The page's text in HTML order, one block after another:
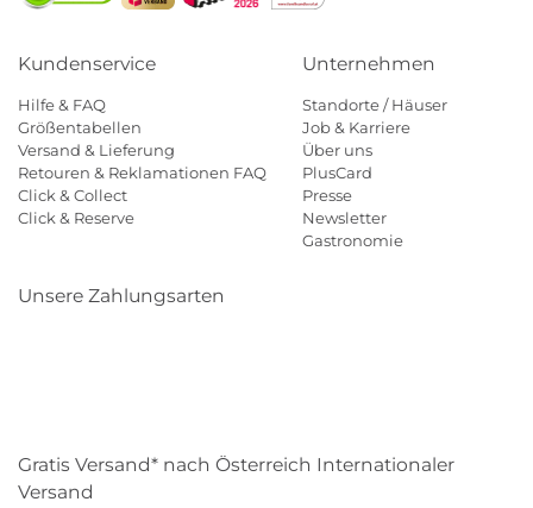
Kundenservice
Hilfe & FAQ
Größentabellen
Versand & Lieferung
Retouren & Reklamationen FAQ
Click & Collect
Click & Reserve
Unternehmen
Standorte / Häuser
Job & Karriere
Über uns
PlusCard
Presse
Newsletter
Gastronomie
Unsere Zahlungsarten
Gratis Versand* nach Österreich Internationaler
Versand